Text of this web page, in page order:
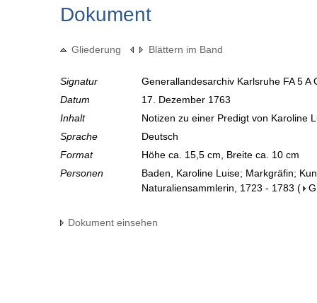
Dokument
Gliederung Blättern im Band
Signatur
Generallandesarchiv Karlsruhe FA 5
Datum
17. Dezember 1763
Inhalt
Notizen zu einer Predigt von Karoline
Sprache
Deutsch
Format
Höhe ca. 15,5 cm, Breite ca. 10 cm
Personen
Baden, Karoline Luise; Markgräfin;
Naturaliensammlerin, 1723 - 1783 (
Dokument einsehen